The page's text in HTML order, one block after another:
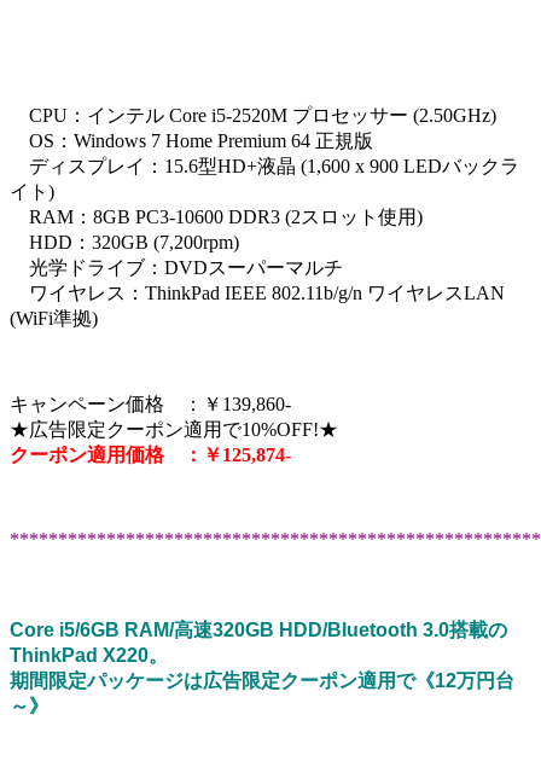
CPU：インテル Core i5-2520M プロセッサー (2.50GHz)
OS：Windows 7 Home Premium 64 正規版
ディスプレイ：15.6型HD+液晶 (1,600 x 900 LEDバックラ
イト)
RAM：8GB PC3-10600 DDR3 (2スロット使用)
HDD：320GB (7,200rpm)
光学ドライブ：DVDスーパーマルチ
ワイヤレス：ThinkPad IEEE 802.11b/g/n ワイヤレスLAN
(WiFi準拠)
キャンペーン価格 ：￥139,860-
★広告限定クーポン適用で10%OFF!★
クーポン適用価格 ：￥125,874-
Core i5/6GB RAM/高速320GB HDD/Bluetooth 3.0搭載の
ThinkPad X220。
期間限定パッケージは広告限定クーポン適用で《12万円台
～》